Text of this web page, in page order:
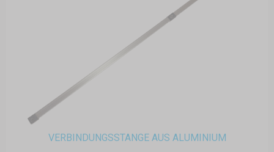
VERBINDUNGSSTANGE AUS ALUMINIUM